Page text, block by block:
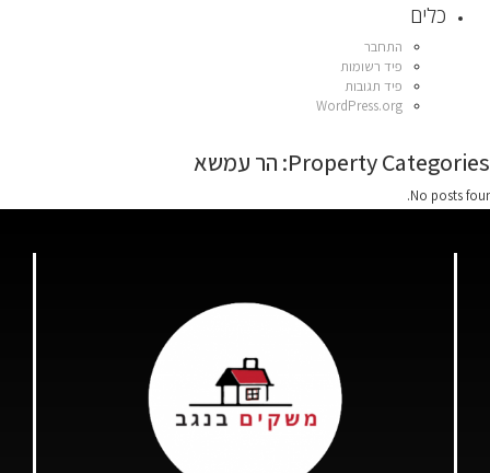
כלים
התחבר
פיד רשומות
פיד תגובות
WordPress.org
Property Categories: הר עמשא
No posts